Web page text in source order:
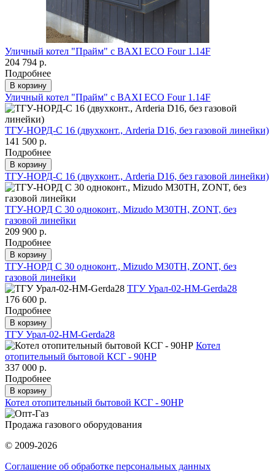
Уличный котел "Прайм" с BAXI ECO Four 1.14F
204 794 р.
Подробнее
В корзину
Уличный котел "Прайм" с BAXI ECO Four 1.14F
ТГУ-НОРД-С 16 (двухконт., Arderia D16, без газовой линейки)
141 500 р.
Подробнее
В корзину
ТГУ-НОРД-С 16 (двухконт., Arderia D16, без газовой линейки)
ТГУ-НОРД С 30 одноконт., Mizudo M30TH, ZONT, без
газовой линейки
209 900 р.
Подробнее
В корзину
ТГУ-НОРД С 30 одноконт., Mizudo M30TH, ZONT, без
газовой линейки
ТГУ Урал-02-HM-Gerda28
176 600 р.
Подробнее
В корзину
ТГУ Урал-02-HM-Gerda28
Котел
отопительный бытовой КСГ - 90НР
337 000 р.
Подробнее
В корзину
Котел отопительный бытовой КСГ - 90НР
Продажа газового оборудования
© 2009-2026
Соглашение об обработке персональных данных